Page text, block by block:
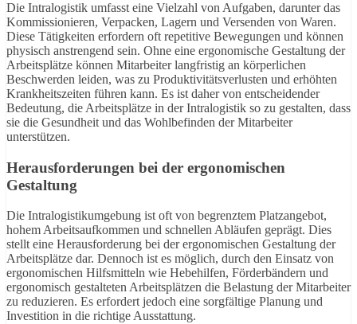
Die Intralogistik umfasst eine Vielzahl von Aufgaben, darunter das
Kommissionieren, Verpacken, Lagern und Versenden von Waren.
Diese Tätigkeiten erfordern oft repetitive Bewegungen und können
physisch anstrengend sein. Ohne eine ergonomische Gestaltung der
Arbeitsplätze können Mitarbeiter langfristig an körperlichen
Beschwerden leiden, was zu Produktivitätsverlusten und erhöhten
Krankheitszeiten führen kann. Es ist daher von entscheidender
Bedeutung, die Arbeitsplätze in der Intralogistik so zu gestalten, dass
sie die Gesundheit und das Wohlbefinden der Mitarbeiter
unterstützen.
Herausforderungen bei der ergonomischen
Gestaltung
Die Intralogistikumgebung ist oft von begrenztem Platzangebot,
hohem Arbeitsaufkommen und schnellen Abläufen geprägt. Dies
stellt eine Herausforderung bei der ergonomischen Gestaltung der
Arbeitsplätze dar. Dennoch ist es möglich, durch den Einsatz von
ergonomischen Hilfsmitteln wie Hebehilfen, Förderbändern und
ergonomisch gestalteten Arbeitsplätzen die Belastung der Mitarbeiter
zu reduzieren. Es erfordert jedoch eine sorgfältige Planung und
Investition in die richtige Ausstattung.